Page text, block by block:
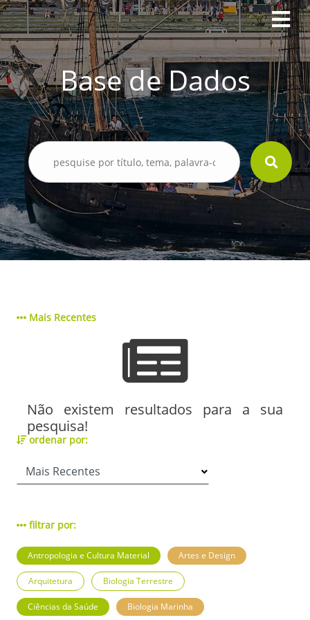
Base de Dados
Mais Recentes
Não existem resultados para a sua
pesquisa!
ordenar por:
filtrar por:
Antropologia e Cultura Material Artes e Design
Arquitetura Biologia Terrestre
Ciências da Saúde Biologia Marinha